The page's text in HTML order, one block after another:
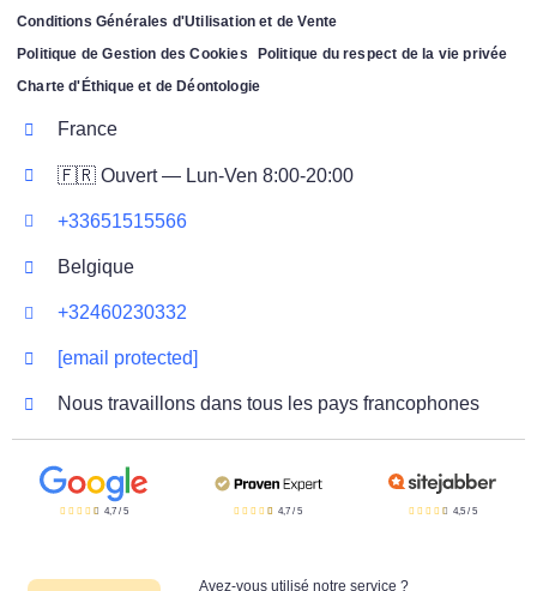
Conditions Générales d'Utilisation et de Vente
Politique de Gestion des Cookies
Politique du respect de la vie privée
Charte d'Éthique et de Déontologie
France
🇫🇷 Ouvert — Lun-Ven 8:00-20:00
+33651515566
Belgique
+32460230332
[email protected]
Nous travaillons dans tous les pays francophones
4,7/ 5 4,7 /5 4,5/ 5
Avez-vous utilisé notre service ?